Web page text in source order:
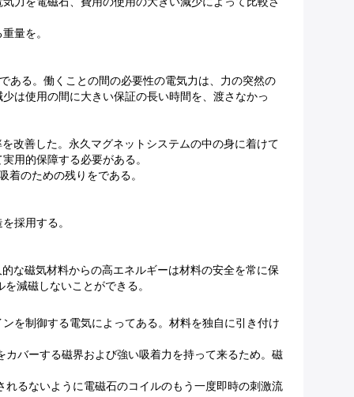
量を。
ある。働くことの間の必要性の電気力は、力の突然の
は使用の間に大きい保証の長い時間を、渡さなかっ
改善した。永久マグネットシステムの中の身に着けて
用的保障する必要がある。
のための残りをである。
採用する。
な磁気材料からの高エネルギーは材料の安全を常に保
減磁しないことができる。
を制御する電気によってある。材料を独自に引き付け
バーする磁界および強い吸着力を持って来るため。磁
るないように電磁石のコイルのもう一度即時の刺激流